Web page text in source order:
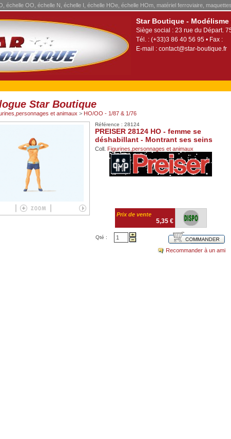
échelle OO, échelle N, échelle I, échelle HOe, échelle HOm, matériel ferroviaire,
Star Boutique -
Siège social : 23 rue du Départ.
Tél. : (+33)3 86 40 56 95 • Fax :
E-mail : contact@star-boutique.fr
Star Boutique
et animaux > HO/OO - 1/87 & 1/76
Référence : 28124
PREISER 28124 HO - femme se
déshabillant - Montrant ses seins
Coll. Figurines,personnages et animaux
Prix de vente
5,35 €
Qté :
Recommander à un ami